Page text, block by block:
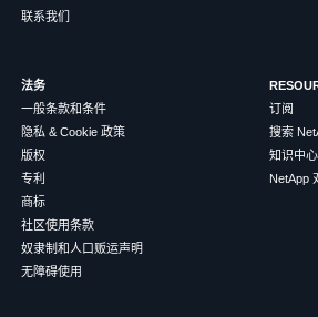
联系我们
法务
一般条款和条件
隐私 & Cookie 政策
版权
专利
商标
社区使用条款
奴隶制和人口贩运声明
无障碍使用
订阅
搜索
知识中心
NetApp